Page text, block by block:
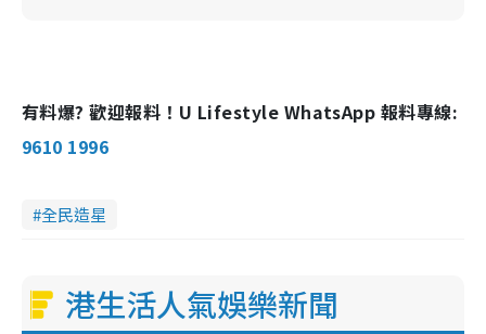
有料爆? 歡迎報料！U Lifestyle WhatsApp 報料專線:
9610 1996
全民造星
港生活人氣娛樂新聞